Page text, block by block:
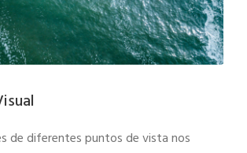
de diferentes puntos de vista nos